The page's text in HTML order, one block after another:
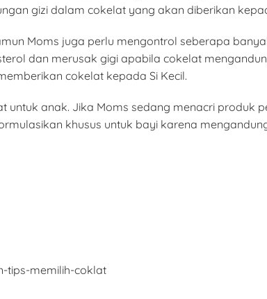
gizi dalam cokelat yang akan diberikan
Moms juga perlu mengontrol seberapa
dan merusak gigi apabila cokelat
cokelat kepada Si Kecil.
anak. Jika Moms sedang menacri produk
khusus untuk bayi karena
tips-memilih-coklat